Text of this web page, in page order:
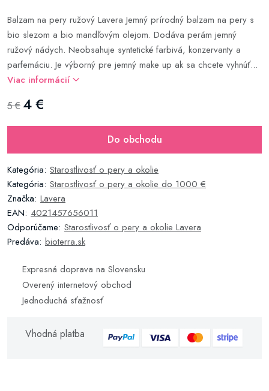
Balzam na pery ružový Lavera Jemný prírodný balzam na pery s
bio slezom a bio mandľovým olejom. Dodáva perám jemný
ružový nádych. Neobsahuje syntetické farbivá, konzervanty a
parfemáciu. Je výborný pre jemný make up ak sa chcete vyhnúť...
Viac informácií
5 €4 €
Do obchodu
Kategória: Starostlivosť o pery a okolie
Kategória: Starostlivosť o pery a okolie do 1000 €
Značka: Lavera
EAN: 4021457656011
Odporúčame: Starostlivosť o pery a okolie Lavera
Predáva: bioterra.sk
Expresná doprava na Slovensku
Overený internetový obchod
Jednoduchá sťažnosť
Vhodná platba